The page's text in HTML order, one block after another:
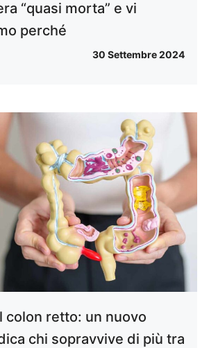
“quasi morta” e vi
perché
30 Settembre 2024
colon retto: un nuovo
chi sopravvive di più tra